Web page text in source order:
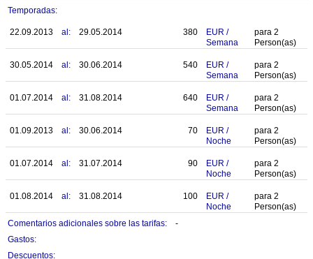
Temporadas:
22.09.2013 al: 29.05.2014 380 EUR /
Semana
para 2
Person(as)
30.05.2014 al: 30.06.2014 540 EUR /
Semana
para 2
Person(as)
01.07.2014 al: 31.08.2014 640 EUR /
Semana
para 2
Person(as)
01.09.2013 al: 30.06.2014 70 EUR /
Noche
para 2
Person(as)
01.07.2014 al: 31.07.2014 90 EUR /
Noche
para 2
Person(as)
01.08.2014 al: 31.08.2014 100 EUR /
Noche
para 2
Person(as)
Comentarios adicionales sobre las tarifas:
-
Gastos:
Descuentos: